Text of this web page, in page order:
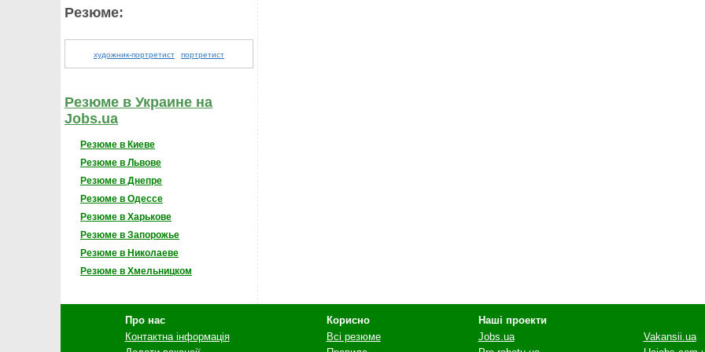
Резюме:
художник-портретист портретист
Резюме в Украине на
Jobs.ua
Резюме в Киеве
Резюме в Львове
Резюме в Днепре
Резюме в Одессе
Резюме в Харькове
Резюме в Запорожье
Резюме в Николаеве
Резюме в Хмельницком
Про нас
Контактна інформація
Корисно
Всі резюме
Наші проекти
Jobs.ua
Vakansii.ua